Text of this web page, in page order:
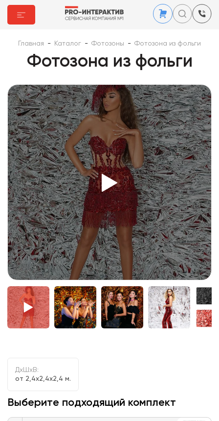
Главная - Каталог - Фотозоны - Фотозона из фольги
Фотозона из фольги
ДxШxВ:
от 2,4x2,4x2,4 м.
Выберите подходящий комплект